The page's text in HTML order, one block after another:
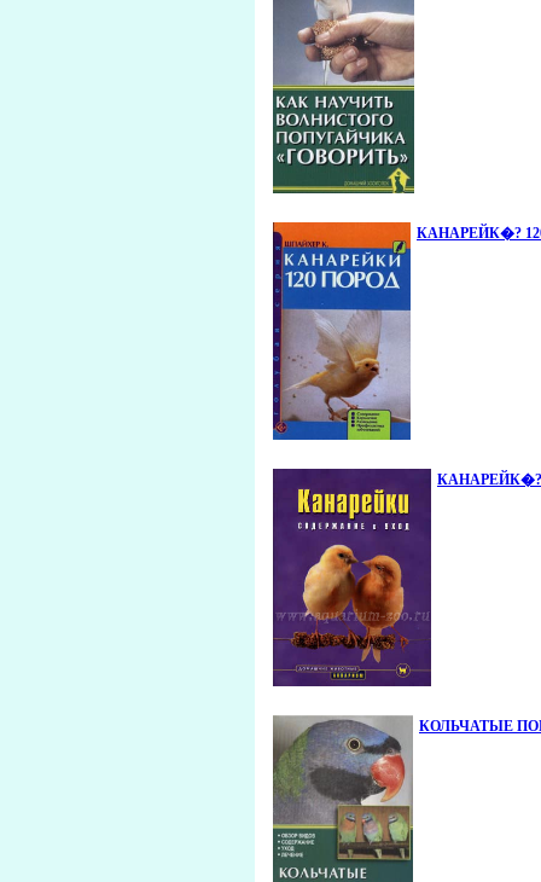
КАНАРЕЙК�? 120
КАНАРЕЙК�?.
КОЛЬЧАТЫЕ